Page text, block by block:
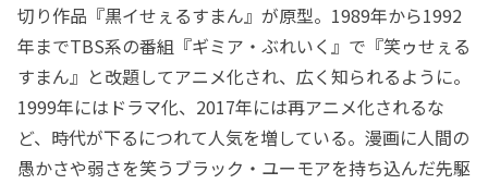
切り作品『黒イせぇるすまん』が原型。1989年から1992
年までTBS系の番組『ギミア・ぶれいく』で『笑ゥせぇる
すまん』と改題してアニメ化され、広く知られるように。
1999年にはドラマ化、2017年には再アニメ化されるな
ど、時代が下るにつれて人気を増している。漫画に人間の
愚かさや弱さを笑うブラック・ユーモアを持ち込んだ先駆